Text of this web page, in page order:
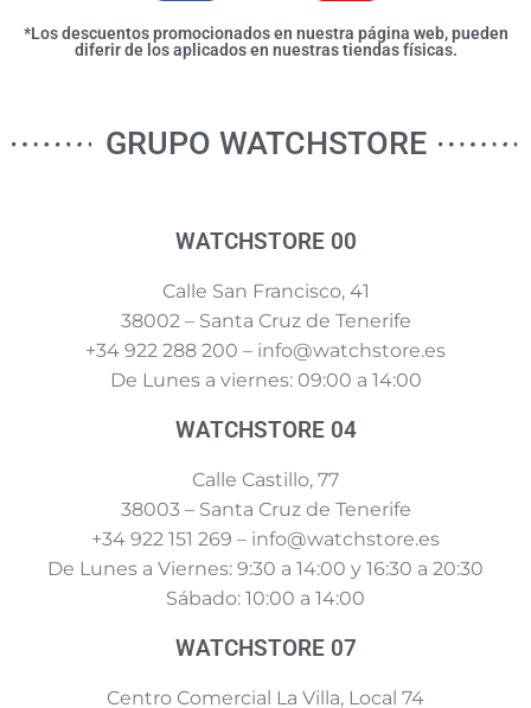
*Los descuentos promocionados en nuestra página web, pueden
diferir de los aplicados en nuestras tiendas físicas.
GRUPO WATCHSTORE
WATCHSTORE 00
Calle San Francisco, 41
38002 – Santa Cruz de Tenerife
+34 922 288 200 – info@watchstore.es
De Lunes a viernes: 09:00 a 14:00
WATCHSTORE 04
Calle Castillo, 77
38003 – Santa Cruz de Tenerife
+34 922 151 269 – info@watchstore.es
De Lunes a Viernes: 9:30 a 14:00 y 16:30 a 20:30
Sábado: 10:00 a 14:00
WATCHSTORE 07
Centro Comercial La Villa, Local 74